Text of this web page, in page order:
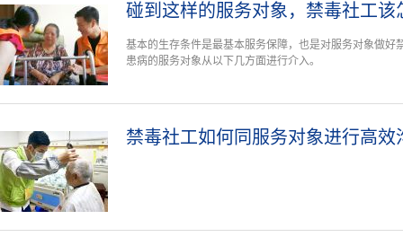
碰到这样的服务对象，禁毒社工该
基本的生存条件是最基本服务保障，也是对服务对象做好
患病的服务对象从以下几方面进行介入。
禁毒社工如何同服务对象进行高效